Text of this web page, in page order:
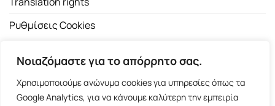
Νοιαζόμαστε για το απόρρητο σας.
Χρησιμοποιούμε ανώνυμα cookies για υπηρεσίες όπως τα
Google Analytics, για να κάνουμε καλύτερη την εμπειρία
Ρυθμίσεις Cookies